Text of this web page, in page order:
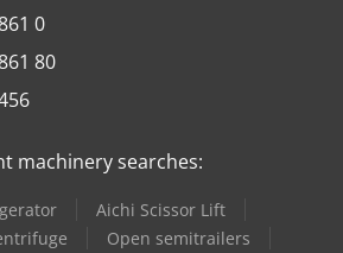
0
80
machinery searches:
Aichi Scissor Lift
Open semitrailers